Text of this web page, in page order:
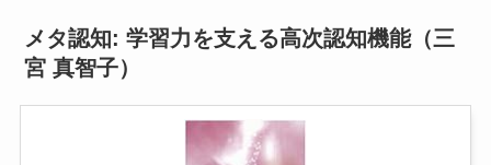
メタ認知: 学習力を支える高次認知機能（三
宮 真智子）